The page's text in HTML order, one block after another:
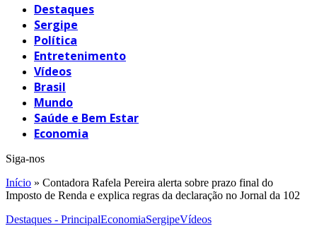
Destaques
Sergipe
Política
Entretenimento
Vídeos
Brasil
Mundo
Saúde e Bem Estar
Economia
Siga-nos
Início » Contadora Rafela Pereira alerta sobre prazo final do
Imposto de Renda e explica regras da declaração no Jornal da 102
Destaques - PrincipalEconomiaSergipeVídeos